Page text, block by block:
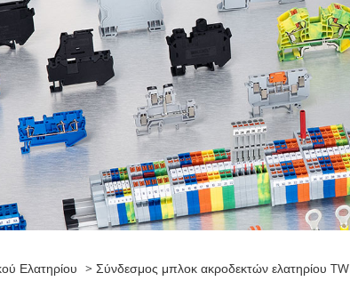
Ελατηρίου > Σύνδεσμος μπλοκ ακροδεκτών ελατηρίου